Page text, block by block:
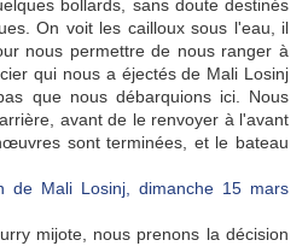
bollards, sans doute destinés
On voit les cailloux sous l'eau, il
nous permettre de nous ranger à
qui nous a éjectés de Mali Losinj
que nous débarquions ici. Nous
avant de le renvoyer à l'avant
sont terminées, et le bateau
mijote, nous prenons la décision